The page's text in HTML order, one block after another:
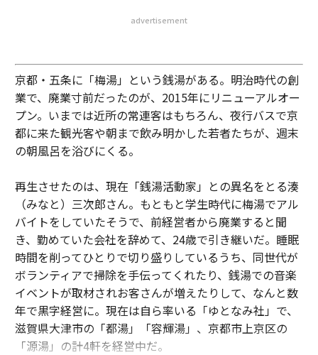
advertisement
京都・五条に「梅湯」という銭湯がある。明治時代の創
業で、廃業寸前だったのが、2015年にリニューアルオー
プン。いまでは近所の常連客はもちろん、夜行バスで京
都に来た観光客や朝まで飲み明かした若者たちが、週末
の朝風呂を浴びにくる。
再生させたのは、現在「銭湯活動家」との異名をとる湊
（みなと）三次郎さん。もともと学生時代に梅湯でアル
バイトをしていたそうで、前経営者から廃業すると聞
き、勤めていた会社を辞めて、24歳で引き継いだ。睡眠
時間を削ってひとりで切り盛りしているうち、同世代が
ボランティアで掃除を手伝ってくれたり、銭湯での音楽
イベントが取材されお客さんが増えたりして、なんと数
年で黒字経営に。現在は自ら率いる「ゆとなみ社」で、
滋賀県大津市の「都湯」「容輝湯」、京都市上京区の
「源湯」の計4軒を経営中だ。